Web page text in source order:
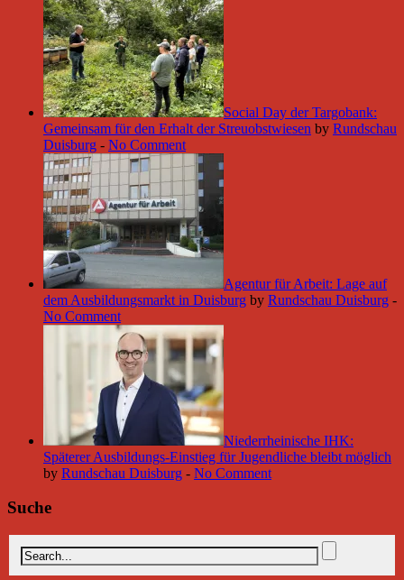
Social Day der Targobank:
Gemeinsam für den Erhalt der Streuobstwiesen by Rundschau
Duisburg - No Comment
Agentur für Arbeit: Lage auf
dem Ausbildungsmarkt in Duisburg by Rundschau Duisburg -
No Comment
Niederrheinische IHK:
Späterer Ausbildungs-Einstieg für Jugendliche bleibt möglich
by Rundschau Duisburg - No Comment
Suche